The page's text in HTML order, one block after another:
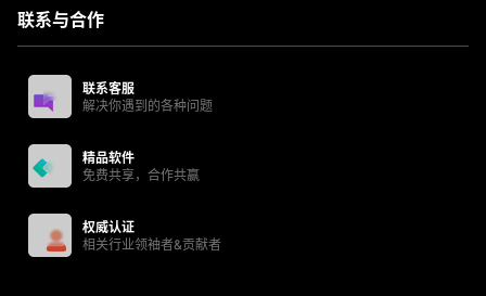
联系与合作
联系客服
解决你遇到的各种问题
精品软件
免费共享，合作共赢
权威认证
相关行业领袖者&贡献者